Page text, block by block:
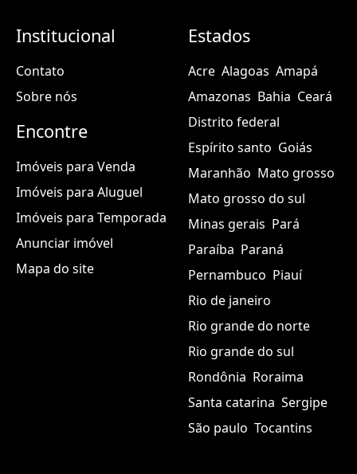
Institucional
Contato
Sobre nós
Encontre
Imóveis para Venda
Imóveis para Aluguel
Imóveis para Temporada
Anunciar imóvel
Mapa do site
Estados
Acre Alagoas Amapá
Amazonas Bahia Ceará
Distrito federal
Espírito santo Goiás
Maranhão Mato grosso
Mato grosso do sul
Minas gerais Pará
Paraíba Paraná
Pernambuco Piauí
Rio de janeiro
Rio grande do norte
Rio grande do sul
Rondônia Roraima
Santa catarina Sergipe
São paulo Tocantins